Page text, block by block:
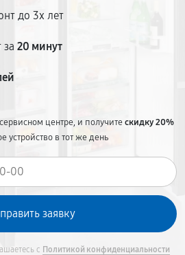
до 3х лет
20 минут
центре, и получитескидку 20%
устройство в тот же день
с Политикой конфиденциальности